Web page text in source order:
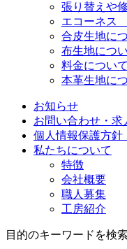
張り替えや
エコーネス
合皮生地に
布生地につ
料金について
本革生地に
お知らせ
お問い合わせ・求
個人情報保護方針
私たちについて
特徴
会社概要
職人募集
工房紹介
目的のキーワードを検